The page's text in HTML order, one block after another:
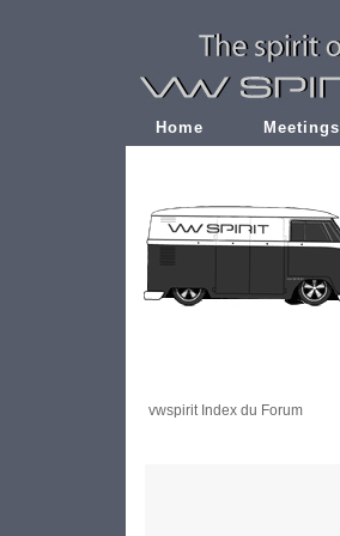
Home Meetings
vwspirit Index du Forum